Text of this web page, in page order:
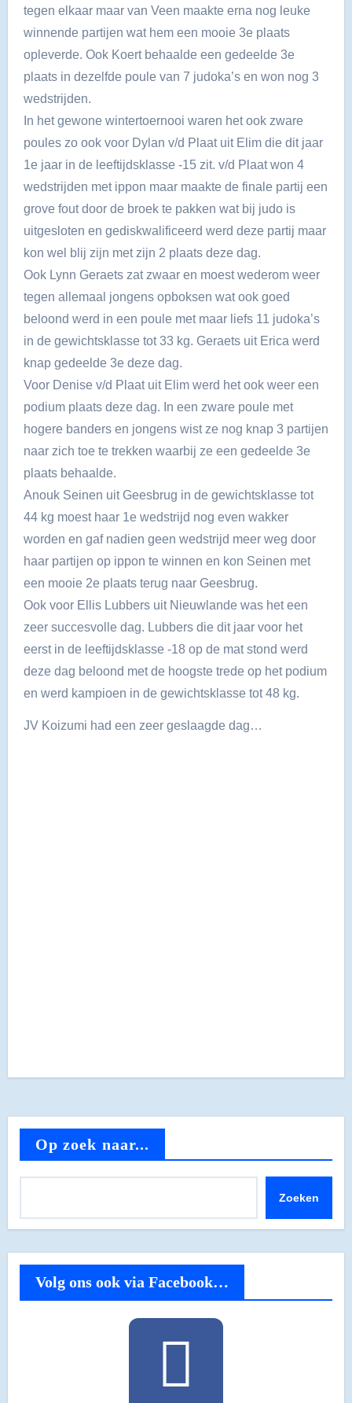
tegen elkaar maar van Veen maakte erna nog leuke
winnende partijen wat hem een mooie 3e plaats
opleverde. Ook Koert behaalde een gedeelde 3e
plaats in dezelfde poule van 7 judoka’s en won nog 3
wedstrijden.
In het gewone wintertoernooi waren het ook zware
poules zo ook voor Dylan v/d Plaat uit Elim die dit jaar
1e jaar in de leeftijdsklasse -15 zit. v/d Plaat won 4
wedstrijden met ippon maar maakte de finale partij een
grove fout door de broek te pakken wat bij judo is
uitgesloten en gediskwalificeerd werd deze partij maar
kon wel blij zijn met zijn 2 plaats deze dag.
Ook Lynn Geraets zat zwaar en moest wederom weer
tegen allemaal jongens opboksen wat ook goed
beloond werd in een poule met maar liefs 11 judoka’s
in de gewichtsklasse tot 33 kg. Geraets uit Erica werd
knap gedeelde 3e deze dag.
Voor Denise v/d Plaat uit Elim werd het ook weer een
podium plaats deze dag. In een zware poule met
hogere banders en jongens wist ze nog knap 3 partijen
naar zich toe te trekken waarbij ze een gedeelde 3e
plaats behaalde.
Anouk Seinen uit Geesbrug in de gewichtsklasse tot
44 kg moest haar 1e wedstrijd nog even wakker
worden en gaf nadien geen wedstrijd meer weg door
haar partijen op ippon te winnen en kon Seinen met
een mooie 2e plaats terug naar Geesbrug.
Ook voor Ellis Lubbers uit Nieuwlande was het een
zeer succesvolle dag. Lubbers die dit jaar voor het
eerst in de leeftijdsklasse -18 op de mat stond werd
deze dag beloond met de hoogste trede op het podium
en werd kampioen in de gewichtsklasse tot 48 kg.
JV Koizumi had een zeer geslaagde dag…
Op zoek naar...
Zoeken
Volg ons ook via Facebook…